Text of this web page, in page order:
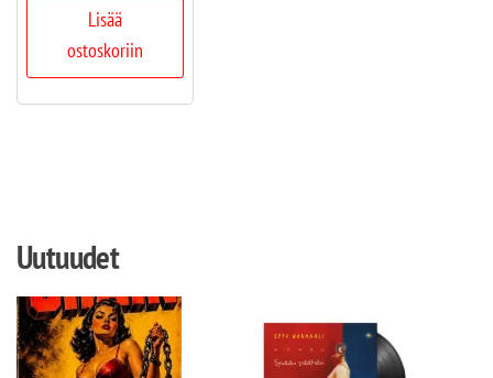
Lisää
ostoskoriin
Uutuudet